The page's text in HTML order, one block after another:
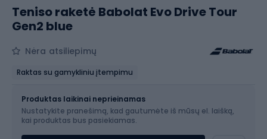
Teniso raketė Babolat Evo Drive Tour
Gen2 blue
Nėra atsiliepimų
Raktas su gamykliniu įtempimu
Pasirinkite dydį...
Produktas laikinai neprieinamas
Nustatykite pranešimą, kad gautumėte iš mūsų el. laišką,
kai produktas bus pasiekiamas.